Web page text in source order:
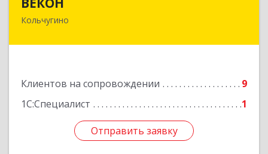
Кольчугино
Клиентов на сопровождении
9
1С:Специалист
1
Отправить заявку
601785, Владимирская обл, Кольчугинский р-н,
Отправить заявку